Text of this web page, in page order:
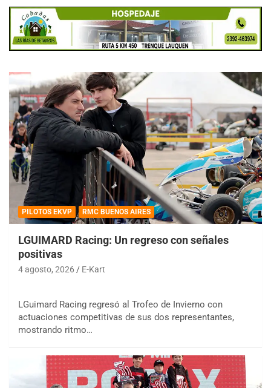
PILOTOS EKVP RMC BUENOS AIRES
LGUIMARD Racing: Un regreso con señales
positivas
4 agosto, 2026 E-Kart
LGuimard Racing regresó al Trofeo de Invierno con
actuaciones competitivas de sus dos representantes,
mostrando ritmo…